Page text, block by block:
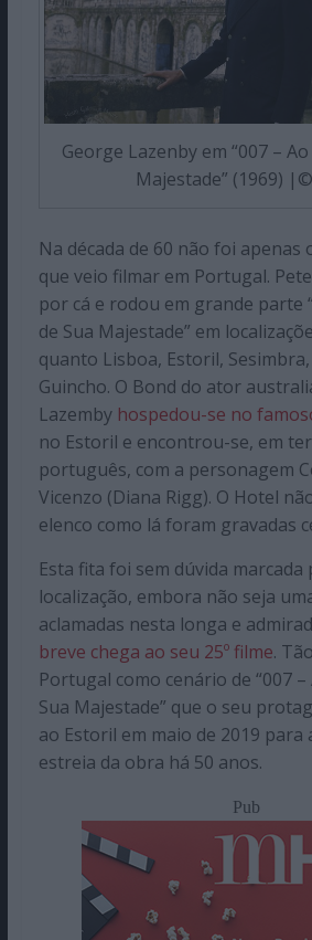
George Lazenby em “007 –
Majestade” (1969)
Na década de 60 não foi
que veio filmar em Portugal.
por cá e rodou em grande parte
de Sua Majestade” em
quanto Lisboa, Estoril,
Guincho. O Bond do ator
Lazembyhospedou-se no
no Estoril e encontrou-se, em
português, com a personagem
Vicenzo (Diana Rigg). O Hotel
elenco como lá foram gravadas
Esta fita foi sem dúvida marcada
localização, embora não seja
aclamadas nesta longa e
breve chega ao seu 25º filme.
Portugal como cenário de “007 –
Sua Majestade” que o seu
ao Estoril em maio de 2019 para
estreia da obra há 50 anos.
Pub